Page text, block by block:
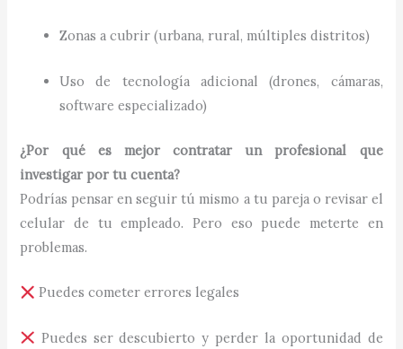
Zonas a cubrir (urbana, rural, múltiples distritos)
Uso de tecnología adicional (drones, cámaras,
software especializado)
¿Por qué es mejor contratar un profesional que
investigar por tu cuenta?
Podrías pensar en seguir tú mismo a tu pareja o revisar el
celular de tu empleado. Pero eso puede meterte en
problemas.
Puedes cometer errores legales
Puedes ser descubierto y perder la oportunidad de